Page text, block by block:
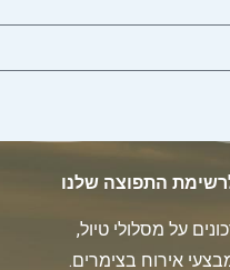
התפוצה שלנו
על מסלולי טיול,
אירוח בצימרים.